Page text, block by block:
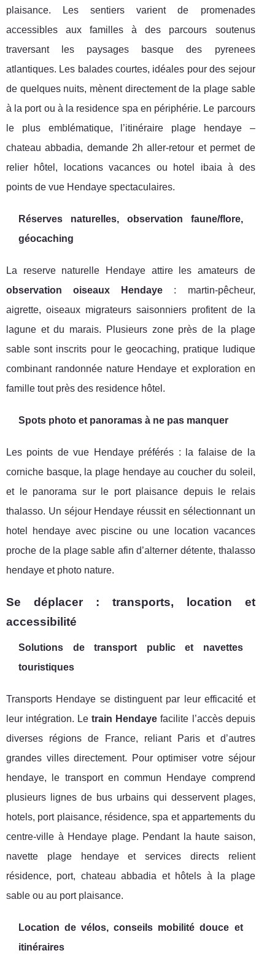
plaisance. Les sentiers varient de promenades
accessibles aux familles à des parcours soutenus
traversant les paysages basque des pyrenees
atlantiques. Les balades courtes, idéales pour des sejour
de quelques nuits, mènent directement de la plage sable
à la port ou à la residence spa en périphérie. Le parcours
le plus emblématique, l’itinéraire plage hendaye –
chateau abbadia, demande 2h aller-retour et permet de
relier hôtel, locations vacances ou hotel ibaia à des
points de vue Hendaye spectaculaires.
Réserves naturelles, observation faune/flore,
géocaching
La reserve naturelle Hendaye attire les amateurs de
observation oiseaux Hendaye : martin-pêcheur,
aigrette, oiseaux migrateurs saisonniers profitent de la
lagune et du marais. Plusieurs zone près de la plage
sable sont inscrits pour le geocaching, pratique ludique
combinant randonnée nature Hendaye et exploration en
famille tout près des residence hôtel.
Spots photo et panoramas à ne pas manquer
Les points de vue Hendaye préférés : la falaise de la
corniche basque, la plage hendaye au coucher du soleil,
et le panorama sur le port plaisance depuis le relais
thalasso. Un séjour Hendaye réussit en sélectionnant un
hotel hendaye avec piscine ou une location vacances
proche de la plage sable afin d’alterner détente, thalasso
hendaye et photo nature.
Se déplacer : transports, location et
accessibilité
Solutions de transport public et navettes
touristiques
Transports Hendaye se distinguent par leur efficacité et
leur intégration. Letrain Hendaye facilite l’accès depuis
diverses régions de France, reliant Paris et d’autres
grandes villes directement. Pour optimiser votre séjour
hendaye, le transport en commun Hendaye comprend
plusieurs lignes de bus urbains qui desservent plages,
hotels, port plaisance, résidence, spa et appartements du
centre-ville à Hendaye plage. Pendant la haute saison,
navette plage hendaye et services directs relient
résidence, port, chateau abbadia et hôtels à la plage
sable ou au port plaisance.
Location de vélos, conseils mobilité douce et
itinéraires